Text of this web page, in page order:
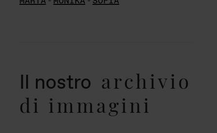
Il nostro archivio
di immagini